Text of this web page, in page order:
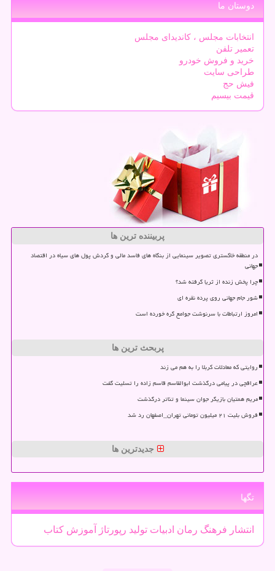
دوستان ما
انتخابات مجلس ، کاندیدای مجلس
تعمیر تلفن
خرید و فروش خودرو
طراحی سایت
فیش حج
قیمت بیسیم
پربیننده ترین ها
در منطقه خاکستری تصویر سینمایی از بنگاه های فاسد مالی و گردش پول های سیاه در اقتصاد
جهانی
چرا پخش زنده از ثریا گرفته شد؟
شور جام جهانی روی پرده نقره ای
امروز ارتباطات با سرنوشت جوامع گره خورده است
پربحث ترین ها
روایتی که معادلات کربلا را به هم می زند
عراقچی در پیامی درگذشت ابوالقاسم قاسم زاده را تسلیت گفت
مریم همتیان بازیگر جوان سینما و تئاتر درگذشت
فروش بلیت ۲۱ میلیون تومانی تهران_اصفهان رد شد
جدیدترین ها
تگها
انتشار فرهنگ رمان ادبیات تولید رپورتاژ آموزش كتاب